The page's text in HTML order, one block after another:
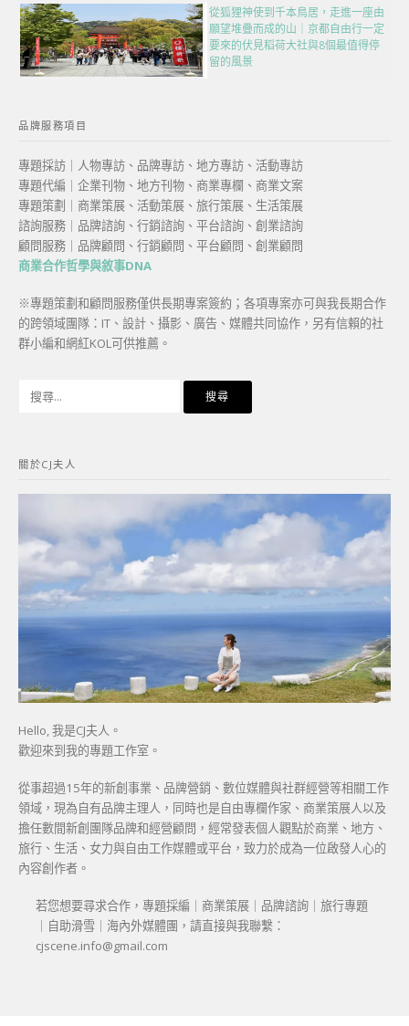
從狐狸神使到千本鳥居，走進一座由
願望堆疊而成的山｜京都自由行一定
要來的伏見稻荷大社與8個最值得停
留的風景
品牌服務項目
專題採訪｜人物專訪、品牌專訪、地方專訪、活動專訪
專題代編｜企業刊物、地方刊物、商業專欄、商業文案
專題策劃｜商業策展、活動策展、旅行策展、生活策展
諮詢服務｜品牌諮詢、行銷諮詢、平台諮詢、創業諮詢
顧問服務｜品牌顧問、行銷顧問、平台顧問、創業顧問
商業合作哲學與敘事DNA
※專題策劃和顧問服務僅供長期專案簽約；各項專案亦可與我長期合作
的跨領域團隊：IT、設計、攝影、廣告、媒體共同協作，另有信賴的社
群小編和網紅KOL可供推薦。
字:
關於CJ夫人
Hello, 我是CJ夫人。
歡迎來到我的專題工作室。
從事超過15年的新創事業、品牌營銷、數位媒體與社群經營等相關工作
領域，現為自有品牌主理人，同時也是自由專欄作家、商業策展人以及
擔任數間新創團隊品牌和經營顧問，經常發表個人觀點於商業、地方、
旅行、生活、女力與自由工作媒體或平台，致力於成為一位啟發人心的
內容創作者。
若您想要尋求合作，專題採編｜商業策展｜品牌諮詢｜旅行專題
｜自助滑雪｜海內外媒體團，請直接與我聯繫：
cjscene.info@gmail.com